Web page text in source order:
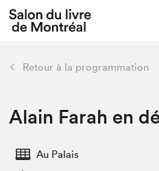
L'événement
Préparer sa visite
Actualités
retour
Préparer sa visite
Liens pratiques
Retour à la programmation
Alain Farah en
Au Palais